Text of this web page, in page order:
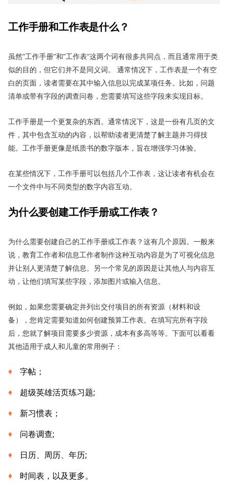
工作手册和工作表是什么？
虽然”工作手册”和”工作表”这两个词有很多共同点，而且通常用于类
似的目的，但它们并不是同义词。 通常情况下，工作表是一个有空
白的页面，读者需要在其中输入信息以完成某项任务。比如，问题
清单或带有字段的调查问卷，您需要填写这些字段来实现目标。
工作手册是一个更复杂的东西。通常情况下，这是一份有几页的文
件，其中包含互动的内容，以帮助读者更清楚了解主题并习得技
能。工作手册更像是纸质书的数字版本，旨在增强学习体验。
在某些情况下，工作手册可以包括几个工作表，这让读者有机会在
一个文件中与不同类型的数字内容互动。
为什么要创建工作手册或工作表？
为什么需要创建自己的工作手册或工作表？这有几个原因。一般来
说，教育工作者和信息工作者制作这种互动内容是为了可视化信息
并让别人更清楚了解信息。另一个常见的原因是让其他人与内容互
动，让他们填写某些字段，添加图片或输入信息。
例如，如果您需要确定并列出交付项目的所有资源（材料和设
备），您肯定需要知道如何创建预算工作表。在填写完所有字段
后，您就了解项目需要多少资源，成本有多高等等。下面可以看看
其他适用于成人和儿童的常用例子：
字帖；
超级英雄活页练习题;
新习惯表；
问卷调查;
日历、周历、年历;
时间表，以及更多。